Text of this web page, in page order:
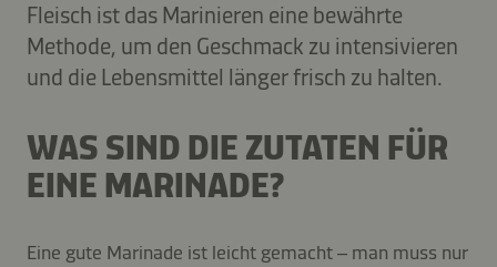
Fleisch ist das Marinieren eine bewährte
Methode, um den Geschmack zu intensivieren
und die Lebensmittel länger frisch zu halten.
WAS SIND DIE ZUTATEN FÜR
EINE MARINADE?
Eine gute Marinade ist leicht gemacht – man muss nur